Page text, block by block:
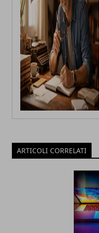
ARTICOLI CORRELATI